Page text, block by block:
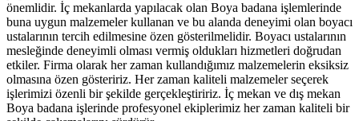
önemlidir. İç mekanlarda yapılacak olan Boya badana işlemlerinde
buna uygun malzemeler kullanan ve bu alanda deneyimi olan boyacı
ustalarının tercih edilmesine özen gösterilmelidir. Boyacı ustalarının
mesleğinde deneyimli olması vermiş oldukları hizmetleri doğrudan
etkiler. Firma olarak her zaman kullandığımız malzemelerin eksiksiz
olmasına özen gösteririz. Her zaman kaliteli malzemeler seçerek
işlerimizi özenli bir şekilde gerçekleştiririz. İç mekan ve dış mekan
Boya badana işlerinde profesyonel ekiplerimiz her zaman kaliteli bir